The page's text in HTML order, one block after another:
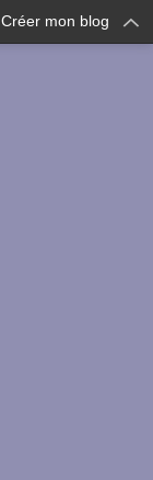
Créer mon blog